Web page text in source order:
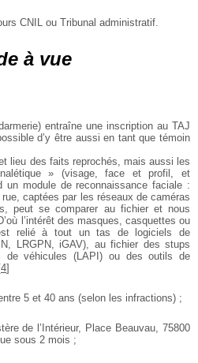
CNIL ou Tribunal administratif.
à vue
entraîne une inscription au TAJ
d’y être aussi en tant que témoin
lieu des faits reprochés, mais aussi les
» (visage, face et profil, et
un module de reconnaissance faciale :
captées par les réseaux de caméras
peut se comparer au fichier et nous
l’intérêt des masques, casquettes ou
relié à tout un tas de logiciels de
LRGPN, iGAV), au fichier des stups
de véhicules (LAPI) ou des outils de
[4]
5 et 40 ans (selon les infractions) ;
de l’Intérieur, Place Beauvau, 75800
sous 2 mois ;